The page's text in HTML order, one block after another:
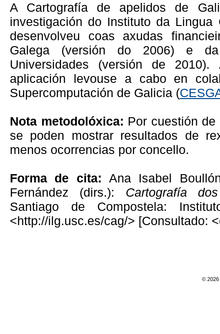
A Cartografía de apelidos de
investigación do Instituto da
desenvolveu coas axudas
Galega (versión do 2006) e
Universidades (versión de
aplicación levouse a cabo en
Supercomputación de Galicia (
Nota metodolóxica: Por cuestión
se poden mostrar resultados de
menos ocorrencias por concello.
Forma de cita: Ana Isabel
Fernández (dirs.): Cartografía
Santiago de Compostela:
<http://ilg.usc.es/cag/> [Consultado:
© 2026